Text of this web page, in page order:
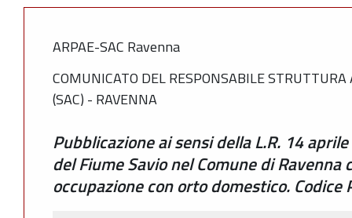
ARPAE-SAC Ravenna
COMUNICATO DEL RESPONSABILE
(SAC) - RAVENNA
Pubblicazione ai sensi della L.R. 14
del Fiume Savio nel Comune di
occupazione con orto domestico. Codice